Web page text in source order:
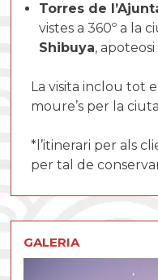
Torres de
vistes a 360º a la
Shibuya,
La visita inclou tot
moure’s per la
*l’itinerari per als
per tal de
GALERIA